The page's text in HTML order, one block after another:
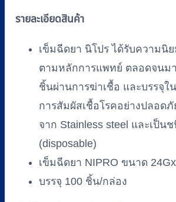
รายละเอียดสินค้า
เข็มฉีดยา นิโปร ได้รับความนิ
ตามหลักการแพทย์ ตลอดจนม
ชิ้นผ่านการฆ่าเชื้อ และบรรจุใ
การสัมผัสเชื้อโรคอย่างปลอด
จาก Stainless steel และเป็น
(disposable)
เข็มฉีดยา NIPRO ขนาด
บรรจุ 100 ชิ้น/กล่อง